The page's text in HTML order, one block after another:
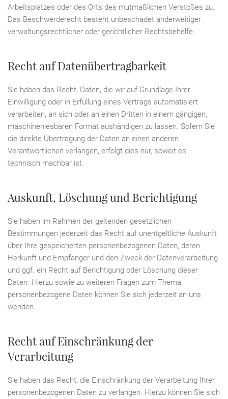
Arbeitsplatzes oder des Orts des mutmaßlichen Verstoßes zu.
Das Beschwerderecht besteht unbeschadet anderweitiger
verwaltungsrechtlicher oder gerichtlicher Rechtsbehelfe.
Recht auf Daten­übertrag­barkeit
Sie haben das Recht, Daten, die wir auf Grundlage Ihrer
Einwilligung oder in Erfüllung eines Vertrags automatisiert
verarbeiten, an sich oder an einen Dritten in einem gängigen,
maschinenlesbaren Format aushändigen zu lassen. Sofern Sie
die direkte Übertragung der Daten an einen anderen
Verantwortlichen verlangen, erfolgt dies nur, soweit es
technisch machbar ist.
Auskunft, Löschung und Berichtigung
Sie haben im Rahmen der geltenden gesetzlichen
Bestimmungen jederzeit das Recht auf unentgeltliche Auskunft
über Ihre gespeicherten personenbezogenen Daten, deren
Herkunft und Empfänger und den Zweck der Datenverarbeitung
und ggf. ein Recht auf Berichtigung oder Löschung dieser
Daten. Hierzu sowie zu weiteren Fragen zum Thema
personenbezogene Daten können Sie sich jederzeit an uns
wenden.
Recht auf Einschränkung der
Verarbeitung
Sie haben das Recht, die Einschränkung der Verarbeitung Ihrer
personenbezogenen Daten zu verlangen. Hierzu können Sie sich